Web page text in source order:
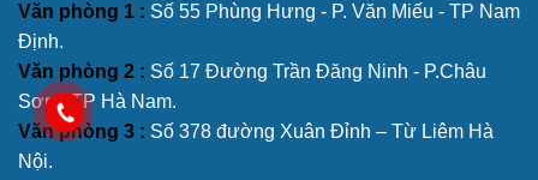
Văn phòng 1 : Số 55 Phùng Hưng - P. Văn Miếu - TP Nam
Định.
Văn phòng 2 : Số 17 Đường Trần Đăng Ninh - P.Châu
Sơn - TP Hà Nam.
Văn phòng 3 : Số 378 đường Xuân Đỉnh – Từ Liêm Hà
Nội.